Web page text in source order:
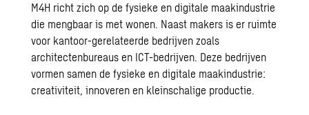
M4H richt zich op de fysieke en digitale maakindustrie
die mengbaar is met wonen. Naast makers is er ruimte
voor kantoor-gerelateerde bedrijven zoals
architectenbureaus en ICT-bedrijven. Deze bedrijven
vormen samen de fysieke en digitale maakindustrie:
creativiteit, innoveren en kleinschalige productie.